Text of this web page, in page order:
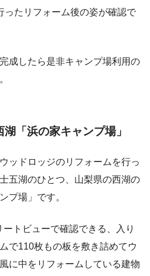
ったリフォーム後の姿が確認で
成したら是非キャンプ場利用の
「浜の家キャンプ場」
ッドロッジのリフォームを行っ
五湖のひとつ、山梨県の西湖の
プ場」です。
トビューで確認できる、入り
で110枚もの板を敷き詰めてウ
に中をリフォームしている建物